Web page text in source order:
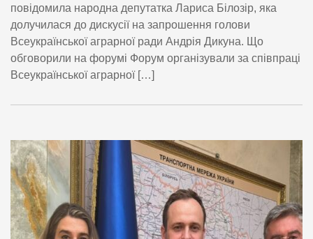
повідомила народна депутатка Лариса Білозір, яка
долучилася до дискусії на запрошення голови
Всеукраїнської аграрної ради Андрія Дикуна. Що
обговорили на форумі Форум організували за співпраці
Всеукраїнської аграрної […]